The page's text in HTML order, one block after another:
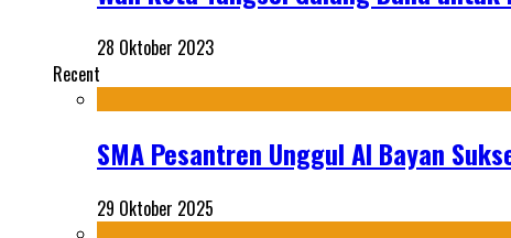
28 Oktober 2023
Recent
SMA Pesantren Unggul Al Bayan
29 Oktober 2025